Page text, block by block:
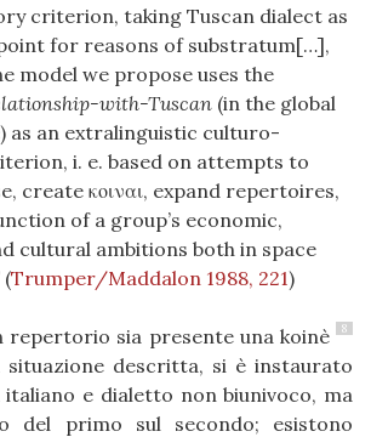
criterion, taking Tuscan dialect as
for reasons of substratum[…],
model we propose uses the
with-Tuscan (in the global
as an extralinguistic culturo-
i. e. based on attempts to
create κοιναι, expand repertoires,
of a group’s economic,
cultural ambitions both in space
(Trumper/Maddalon 1988, 221)
8
repertorio sia presente una koinè
situazione descritta, si è instaurato
e dialetto non biunivoco, ma
del primo sul secondo; esistono